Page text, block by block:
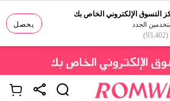
يحصل
(93,402)